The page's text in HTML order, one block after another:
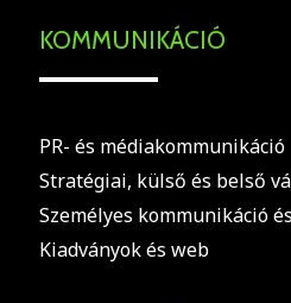
KOMMUNIKÁCIÓ
PR- és médiakommunikáció
Stratégiai, külső és belső
Személyes kommunikáció
Kiadványok és web